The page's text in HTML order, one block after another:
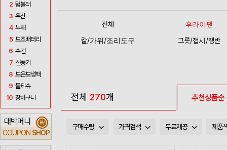
2 텀블러
3 우산
4 부채
5 보조배터리
6 수건
7 선풍기
8 보온보냉백
9 물티슈
10 장바구니
대박머니
COUPON SHOP
₩
전체
후라이팬
칼/가위/조리도구
그릇/접시/쟁반
전체 270개 추천상품순
구매수량 가격검색 무료제공 제품